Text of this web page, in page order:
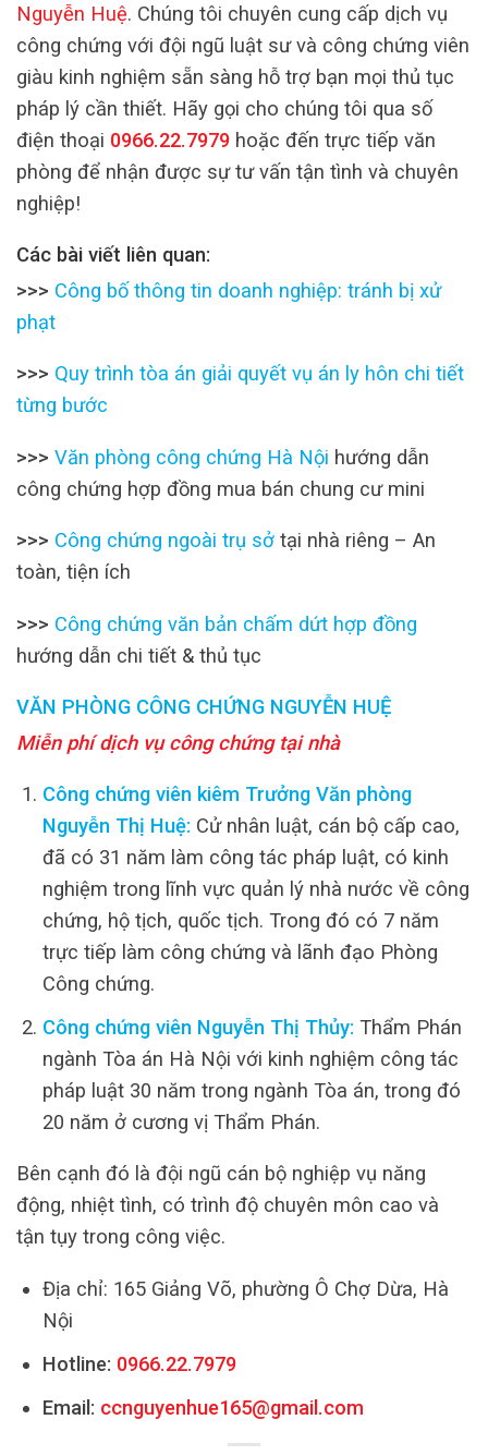
Nguyễn Huệ. Chúng tôi chuyên cung cấp dịch vụ
công chứng với đội ngũ luật sư và công chứng viên
giàu kinh nghiệm sẵn sàng hỗ trợ bạn mọi thủ tục
pháp lý cần thiết. Hãy gọi cho chúng tôi qua số
điện thoại 0966.22.7979 hoặc đến trực tiếp văn
phòng để nhận được sự tư vấn tận tình và chuyên
nghiệp!
Các bài viết liên quan:
>>> Công bố thông tin doanh nghiệp: tránh bị xử
phạt
>>> Quy trình tòa án giải quyết vụ án ly hôn chi tiết
từng bước
>>> Văn phòng công chứng Hà Nội hướng dẫn
công chứng hợp đồng mua bán chung cư mini
>>> Công chứng ngoài trụ sở tại nhà riêng – An
toàn, tiện ích
>>> Công chứng văn bản chấm dứt hợp đồng
hướng dẫn chi tiết & thủ tục
VĂN PHÒNG CÔNG CHỨNG NGUYỄN HUỆ
Miễn phí dịch vụ công chứng tại nhà
Công chứng viên kiêm Trưởng Văn phòng
Nguyễn Thị Huệ: Cử nhân luật, cán bộ cấp cao,
đã có 31 năm làm công tác pháp luật, có kinh
nghiệm trong lĩnh vực quản lý nhà nước về công
chứng, hộ tịch, quốc tịch. Trong đó có 7 năm
trực tiếp làm công chứng và lãnh đạo Phòng
Công chứng.
Công chứng viên Nguyễn Thị Thủy: Thẩm Phán
ngành Tòa án Hà Nội với kinh nghiệm công tác
pháp luật 30 năm trong ngành Tòa án, trong đó
20 năm ở cương vị Thẩm Phán.
Bên cạnh đó là đội ngũ cán bộ nghiệp vụ năng
động, nhiệt tình, có trình độ chuyên môn cao và
tận tụy trong công việc.
Địa chỉ: 165 Giảng Võ, phường Ô Chợ Dừa, Hà
Nội
Hotline: 0966.22.7979
Email: ccnguyenhue165@gmail.com